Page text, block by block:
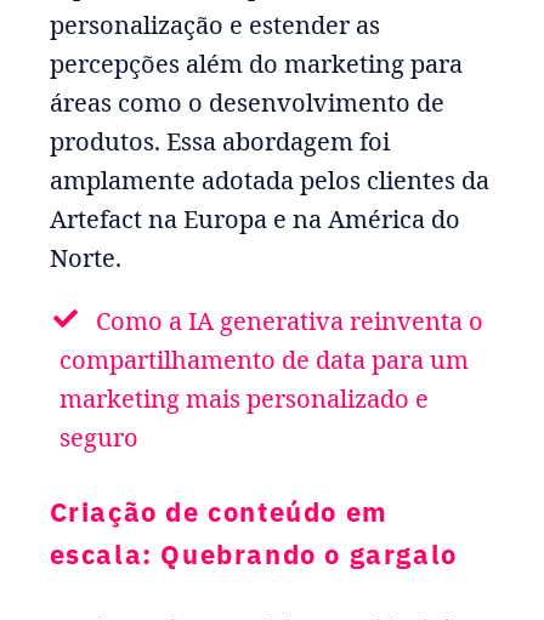
personalização e estender as
percepções além do marketing para
áreas como o desenvolvimento de
produtos. Essa abordagem foi
amplamente adotada pelos clientes da
Artefact na Europa e na América do
Norte.
Como a IA generativa reinventa o
compartilhamento de data para um
marketing mais personalizado e
seguro
Criação de conteúdo em
escala: Quebrando o gargalo